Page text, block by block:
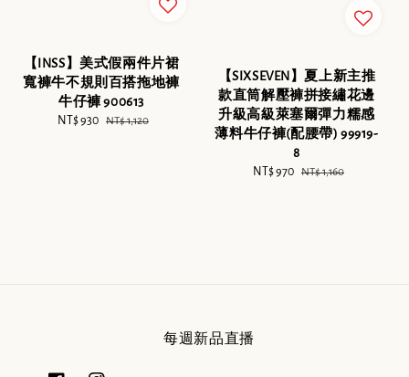
【INSS】美式假兩件片裙
寬褲牛不規則百搭拖地褲
牛仔褲 900613
Sale
NT$ 930 Regular
NT$ 1,120
【SIXSEVEN】夏上新主推
款直筒解壓褲拼接繡花邊
升級高級萊塞爾彈力糯感
薄料牛仔褲(配腰帶) 99919-
8
Sale
NT$ 970 Regular
NT$ 1,160
每週新品直播